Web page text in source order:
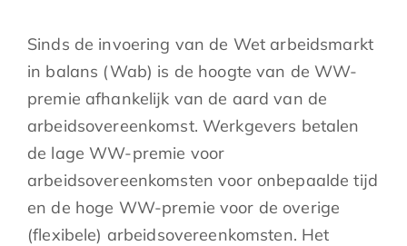
Sinds de invoering van de Wet arbeidsmarkt
in balans (Wab) is de hoogte van de WW-
premie afhankelijk van de aard van de
arbeidsovereenkomst. Werkgevers betalen
de lage WW-premie voor
arbeidsovereenkomsten voor onbepaalde tijd
en de hoge WW-premie voor de overige
(flexibele) arbeidsovereenkomsten. Het